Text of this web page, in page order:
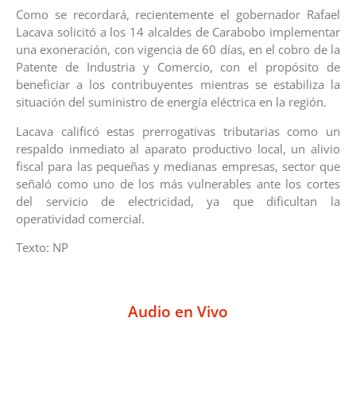
Como se recordará, recientemente el gobernador Rafael
Lacava solicitó a los 14 alcaldes de Carabobo implementar
una exoneración, con vigencia de 60 días, en el cobro de la
Patente de Industria y Comercio, con el propósito de
beneficiar a los contribuyentes mientras se estabiliza la
situación del suministro de energía eléctrica en la región.
Lacava calificó estas prerrogativas tributarias como un
respaldo inmediato al aparato productivo local, un alivio
fiscal para las pequeñas y medianas empresas, sector que
señaló como uno de los más vulnerables ante los cortes
del servicio de electricidad, ya que dificultan la
operatividad comercial.
Texto: NP
Audio en Vivo